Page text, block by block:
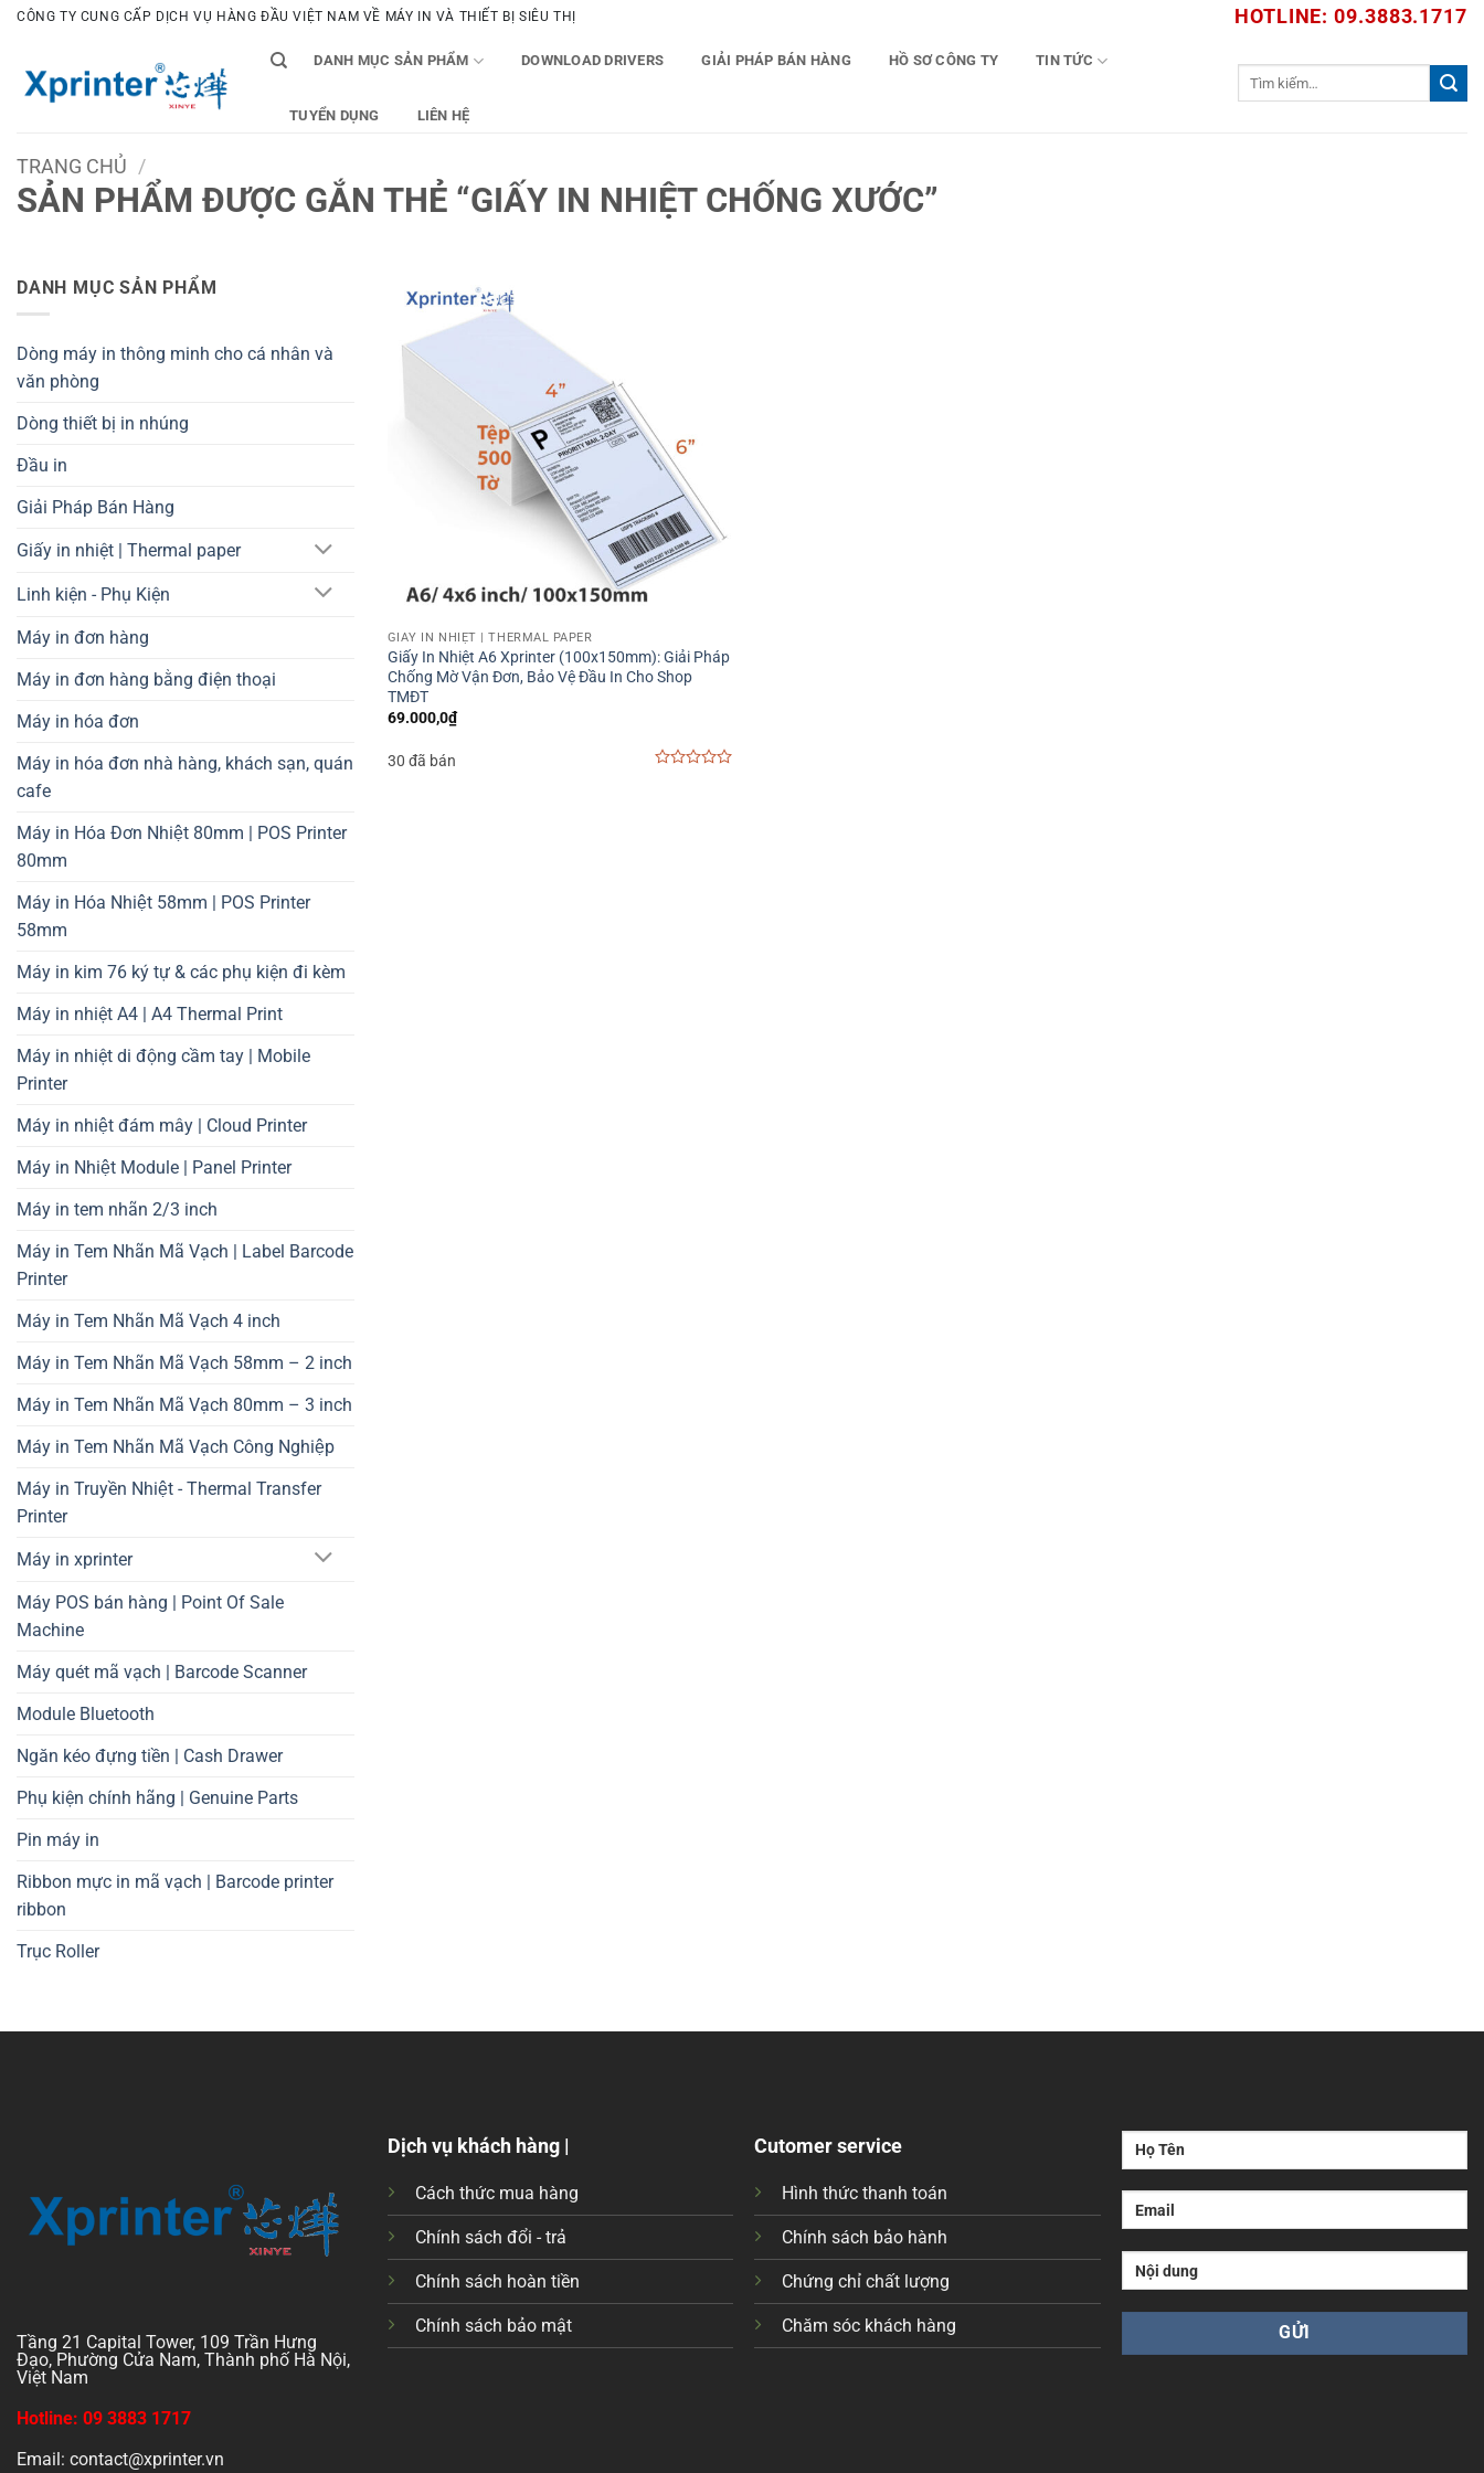
Bỏ
dung
CÔNG TY CUNG CẤP DỊCH VỤ HÀNG ĐẦU VIỆT NAM VỀ MÁY IN VÀ THIẾT BỊ SIÊU THỊ HOTLINE: 09.3883.1717
DANH MỤC SẢN PHẨM DOWNLOAD DRIVERS GIẢI PHÁP BÁN HÀNG HỒ SƠ CÔNG TY TIN TỨC
TUYỂN DỤNG LIÊN HỆ
TRANG CHỦ /
SẢN PHẨM ĐƯỢC GẮN THẺ “GIẤY IN NHIỆT CHỐNG XƯỚC”
DANH MỤC SẢN PHẨM
Dòng máy in thông minh cho cá nhân và
văn phòng
Dòng thiết bị in nhúng
Đầu in
Giải Pháp Bán Hàng
Giấy in nhiệt | Thermal paper
Linh kiện - Phụ Kiện
Máy in đơn hàng
Máy in đơn hàng bằng điện thoại
Máy in hóa đơn
Máy in hóa đơn nhà hàng, khách sạn, quán
cafe
Máy in Hóa Đơn Nhiệt 80mm | POS Printer
80mm
Máy in Hóa Nhiệt 58mm | POS Printer
58mm
Máy in kim 76 ký tự & các phụ kiện đi kèm
Máy in nhiệt A4 | A4 Thermal Print
Máy in nhiệt di động cầm tay | Mobile
Printer
Máy in nhiệt đám mây | Cloud Printer
Máy in Nhiệt Module | Panel Printer
Máy in tem nhãn 2/3 inch
Máy in Tem Nhãn Mã Vạch | Label Barcode
Printer
Máy in Tem Nhãn Mã Vạch 4 inch
Máy in Tem Nhãn Mã Vạch 58mm – 2 inch
Máy in Tem Nhãn Mã Vạch 80mm – 3 inch
Máy in Tem Nhãn Mã Vạch Công Nghiệp
Máy in Truyền Nhiệt - Thermal Transfer
Printer
Máy in xprinter
Máy POS bán hàng | Point Of Sale
Machine
Máy quét mã vạch | Barcode Scanner
Module Bluetooth
Ngăn kéo đựng tiền | Cash Drawer
Phụ kiện chính hãng | Genuine Parts
Pin máy in
Ribbon mực in mã vạch | Barcode printer
ribbon
Trục Roller
GIẤY IN NHIỆT | THERMAL PAPER
Giấy In Nhiệt A6 Xprinter (100x150mm): Giải Pháp
Chống Mờ Vận Đơn, Bảo Vệ Đầu In Cho Shop
TMĐT
69.000,0₫
30 đã bán
Tầng 21 Capital Tower, 109 Trần Hưng
Đạo, Phường Cửa Nam, Thành phố Hà Nội,
Việt Nam
Hotline: 09 3883 1717
Email: contact@xprinter.vn
Dịch vụ khách hàng |
Cách thức mua hàng
Chính sách đổi - trả
Chính sách hoàn tiền
Chính sách bảo mật
Cutomer service
Hình thức thanh toán
Chính sách bảo hành
Chứng chỉ chất lượng
Chăm sóc khách hàng